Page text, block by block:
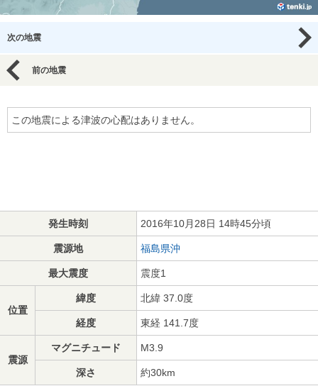
次の地震
前の地震
この地震による津波の心配はありません。
発生時刻 2016年10月28日 14時45分頃
震源地 福島県沖
最大震度 震度1
位置
緯度 北緯 37.0度
経度 東経 141.7度
震源
マグニチュード M3.9
深さ 約30km